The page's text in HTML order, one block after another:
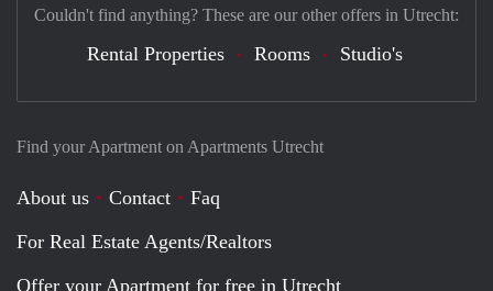
Find your Apartment on Apartments Utrecht
About us Contact
Faq
For Real Estate Agents/Realtors
Offer your Apartment for free in Utrecht
Couldn't find anything? These are our other offers in Utrecht:
Rental Properties Rooms Studio's